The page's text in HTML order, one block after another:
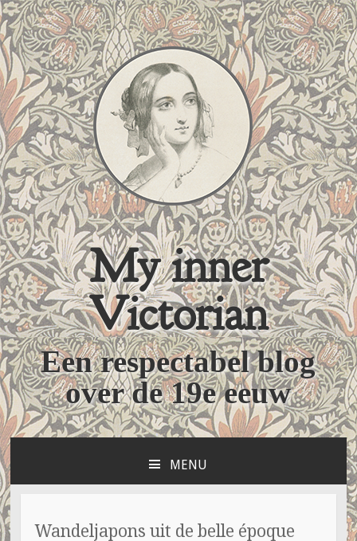
My inner
Victorian
Een respectabel blog
over de 19e eeuw
MENU
SPRINGEN
Wandeljapons uit de belle époque